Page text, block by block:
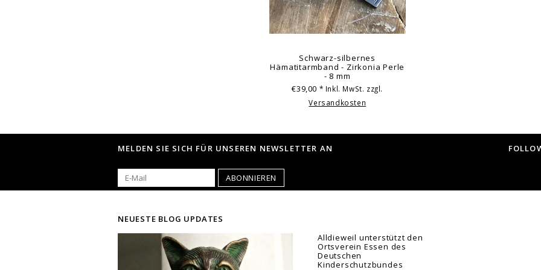
Schwarz-silbernes
Hämatitarmband - Zirkonia Perle
- 8 mm
€39,00 * Inkl. MwSt. zzgl.
Versandkosten
MELDEN SIE SICH FÜR UNSEREN NEWSLETTER AN
ABONNIEREN
NEUESTE BLOG UPDATES
Alldieweil unterstützt den
Ortsverein Essen des
Deutschen
Kinderschutzbundes